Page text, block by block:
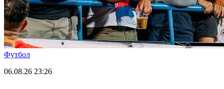
Футбол
06.08.26 23:26